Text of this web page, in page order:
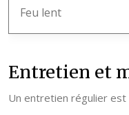
Feu lent
Entretien et
Un entretien régulier est